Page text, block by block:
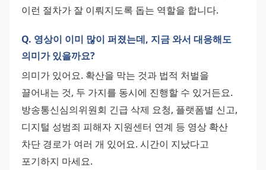
이런 절차가 잘 이뤄지도록 돕는 역할을 합니다.
Q. 영상이 이미 많이 퍼졌는데, 지금 와서 대응해도
의미가 있을까요?
의미가 있어요. 확산을 막는 것과 법적 처벌을
끌어내는 것, 두 가지를 동시에 진행할 수 있거든요.
방송통신심의위원회 긴급 삭제 요청, 플랫폼별 신고,
디지털 성범죄 피해자 지원센터 연계 등 영상 확산
차단 경로가 여러 개 있어요. 시간이 지났다고
포기하지 마세요.